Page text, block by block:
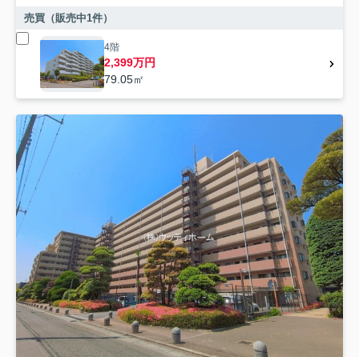
売買（販売中1件）
4階
2,399万円
79.05㎡